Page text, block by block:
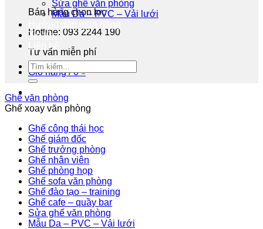
Bán hàng chọn lọc
Hotline: 093 2244 190
Tư vấn miễn phí
Giỏ hàng /0₫
Sửa ghế văn phòng
Mẫu Da – PVC – Vải lưới
Tin tức
Liên hệ
Ghế văn phòng
Ghế xoay văn phòng
Ghế công thái học
Ghế giám đốc
Ghế trưởng phòng
Ghế nhân viên
Ghế phòng họp
Ghế sofa văn phòng
Ghế đào tạo – training
Ghế cafe – quầy bar
Sửa ghế văn phòng
Mẫu Da – PVC – Vải lưới